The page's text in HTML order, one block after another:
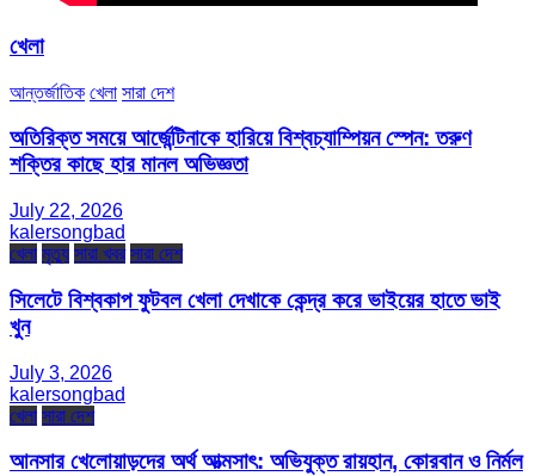
খেলা
আন্তর্জাতিক খেলা সারা দেশ
অতিরিক্ত সময়ে আর্জেন্টিনাকে হারিয়ে বিশ্বচ্যাম্পিয়ন স্পেন: তরুণ
শক্তির কাছে হার মানল অভিজ্ঞতা
July 22, 2026
kalersongbad
খেলা মৃত্যু সারা খবর সারা দেশ
সিলেটে বিশ্বকাপ ফুটবল খেলা দেখাকে কেন্দ্র করে ভাইয়ের হাতে ভাই
খুন
July 3, 2026
kalersongbad
খেলা সারা দেশ
আনসার খেলোয়াড়দের অর্থ আত্মসাৎ: অভিযুক্ত রায়হান, কোরবান ও নির্মল